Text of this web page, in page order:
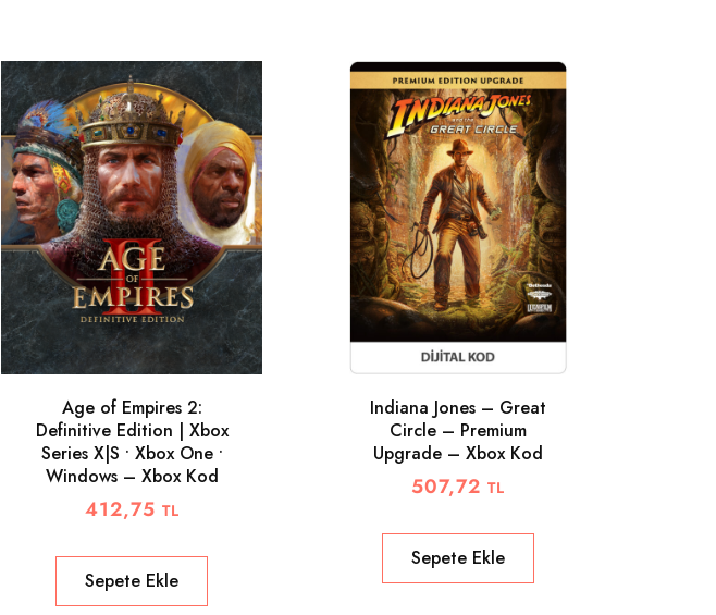
Age of Empires 2:
Definitive Edition | Xbox
Series X|S • Xbox One •
Windows – Xbox Kod
412,75 TL
Sepete Ekle
Indiana Jones – Great
Circle – Premium
Upgrade – Xbox Kod
507,72 TL
Sepete Ekle